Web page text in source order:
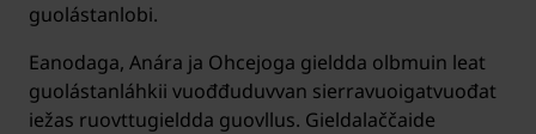
guolástanlobi.
Eanodaga, Anára ja Ohcejoga gieldda olbmuin leat
guolástanláhkii vuođđuduvvan sierravuoigatvuođat
iežas ruovttugieldda guovllus. Gieldalaččaide